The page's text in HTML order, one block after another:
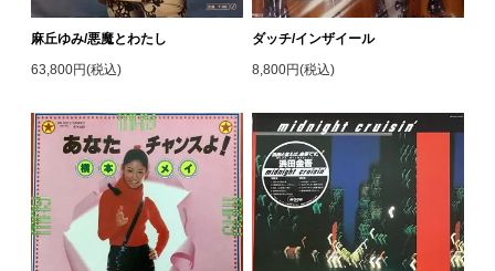
麻丘ゆみ/悪魔とわたし
63,800円(税込)
ダッチ/インザイール
8,800円(税込)